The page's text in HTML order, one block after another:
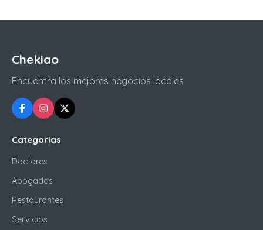
Chekiao
Encuentra los mejores negocios locales
Categorias
Doctores
Abogados
Restaurantes
Servicios